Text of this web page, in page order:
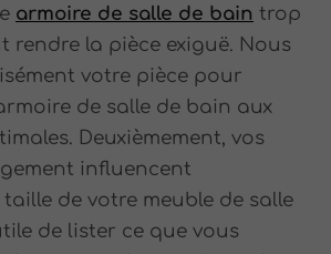
armoire de salle de bain trop
rendre la pièce exiguë. Nous
votre pièce pour
de salle de bain aux
Deuxièmement, vos
influencent
de votre meuble de salle
de lister ce que vous